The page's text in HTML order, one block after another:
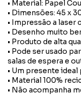
• Material: Papel
• Dimensões: 45 x
• Impressão a laser
• Desenho muito
• Produto de alta
• Pode ser usado
salas de espera e
• Um presente ideal
• Material 100%
• Não acompanha